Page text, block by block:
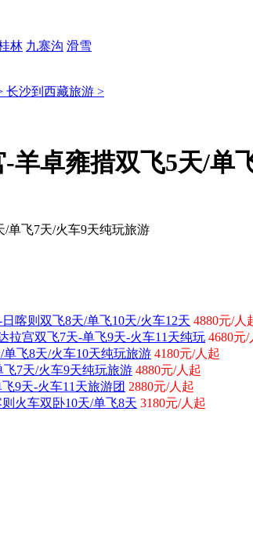
林 九寨沟 滑雪
长沙到西藏旅游 >
羊卓雍措双飞5天/单
喀则双飞8天/单飞10天/火车12天 4880元/人
拉宫双飞7天-单飞9天-火车11天纯玩 4680元/
飞8天/火车10天纯玩旅游 4180元/人起
7天/火车9天纯玩旅游 4880元/人起
9天-火车11天旅游团 2880元/人起
火车双卧10天/单飞8天 3180元/人起